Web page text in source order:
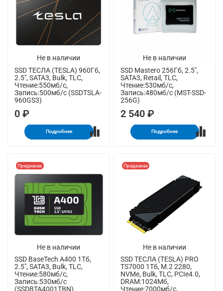
Не в наличии
SSD ТЕСЛА (TESLA) 960Гб,
2.5", SATA3, Bulk, TLC,
Чтение:550мб/с,
Запись:500мб/с (SSDTSLA-
960GS3)
0 ₽
Подробнее
Не в наличии
SSD Mastero 256Гб, 2.5",
SATA3, Retail, TLC,
Чтение:530мб/с,
Запись:480мб/с (MST-SSD-
256G)
2 540 ₽
Подробнее
Не в наличии
Предзаказ
SSD BaseTech A400 1Тб,
2.5", SATA3, Bulk, TLC,
Чтение:580мб/с,
Запись:530мб/с
(SSDBTA4001TBN)
Не в наличии
Предзаказ
SSD ТЕСЛА (TESLA) PRO
TS7000 1Тб, M.2 2280,
NVMe, Bulk, TLC, PCIe4.0,
DRAM:1024Мб,
Чтение:7000мб/с,